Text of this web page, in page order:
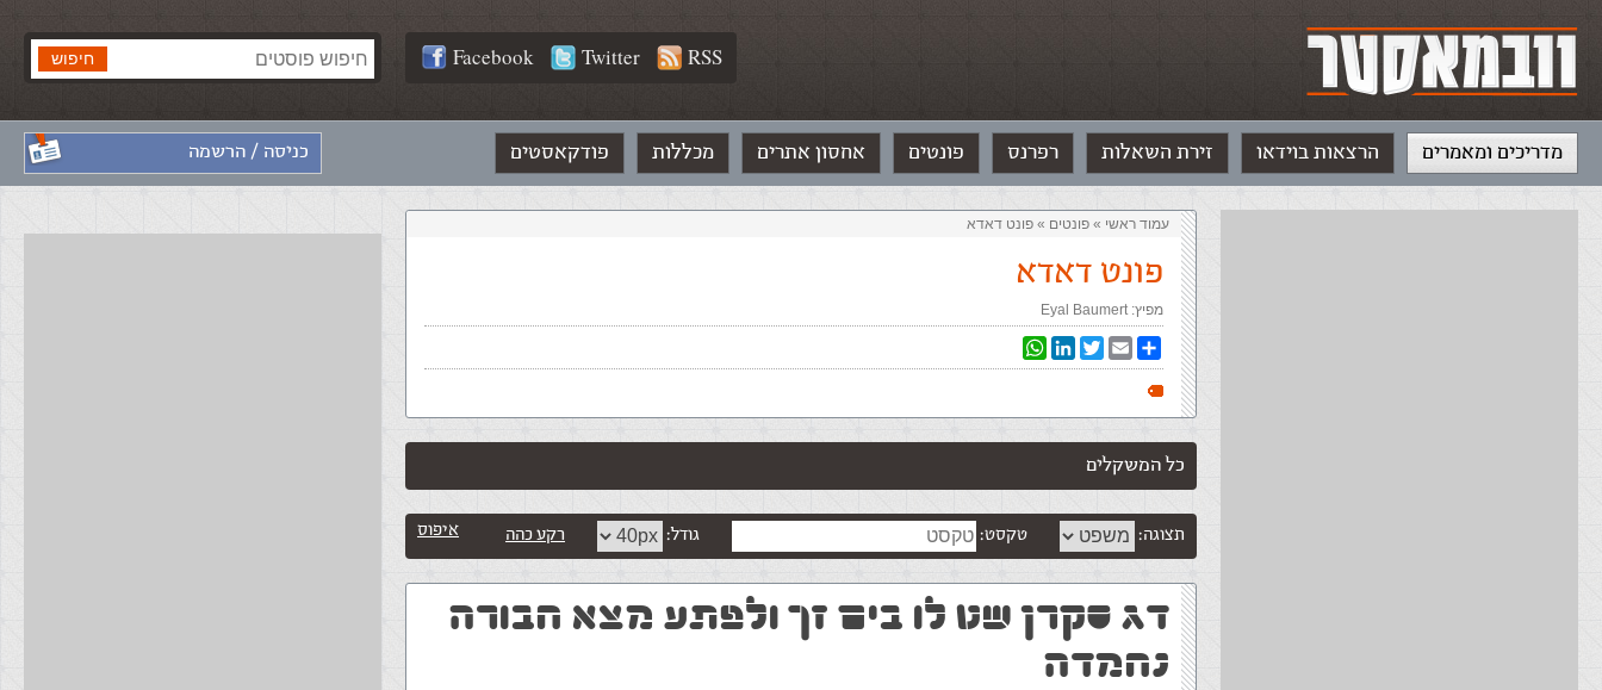
Facebook Twitter RSS
כניסה / הרשמה מדריכים ומאמרים הרצאות בוידאו זירת השאלות רפרנס פונטים אחסון אתרים מכללות פודקאסטים
עמוד ראשי » ‏פונטים‏ » פונט דאדא
פונט דאדא
מפיץ:Eyal Baumert
WhatsAppLinkedInTwitterEmailShare
כל המשקלים
תצוגה: טקסט: גודל: רקע כהה איפוס
דג סקרן שט לו בים זך ולפתע מצא חבורה
נחמדה